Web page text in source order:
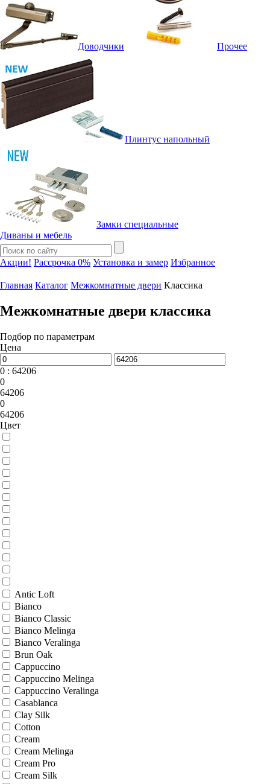
Доводчики Прочее
Плинтус напольный
Замки специальные
Диваны и мебель
Акции! Рассрочка 0% Установка и замер Избранное
Главная Каталог Межкомнатные двери Классика
Межкомнатные двери классика
Подбор по параметрам
Цена
0 : 64206
0
64206
0
64206
Цвет
Antic Loft
Bianco